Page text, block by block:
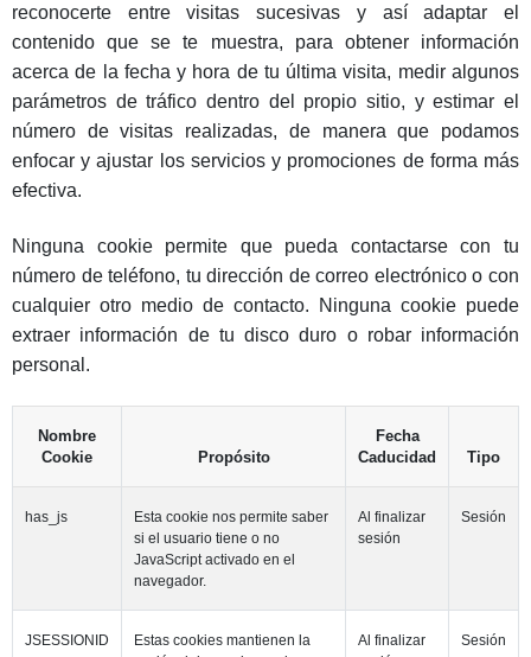
reconocerte entre visitas sucesivas y así adaptar el
contenido que se te muestra, para obtener información
acerca de la fecha y hora de tu última visita, medir algunos
parámetros de tráfico dentro del propio sitio, y estimar el
número de visitas realizadas, de manera que podamos
enfocar y ajustar los servicios y promociones de forma más
efectiva.
Ninguna cookie permite que pueda contactarse con tu
número de teléfono, tu dirección de correo electrónico o con
cualquier otro medio de contacto. Ninguna cookie puede
extraer información de tu disco duro o robar información
personal.
Nombre
Cookie
Propósito
Fecha
Caducidad
Tipo
has_js
Esta cookie nos permite saber
si el usuario tiene o no
JavaScript activado en el
navegador.
Al finalizar
sesión
Sesión
JSESSIONID
Estas cookies mantienen la
Al finalizar
Sesión